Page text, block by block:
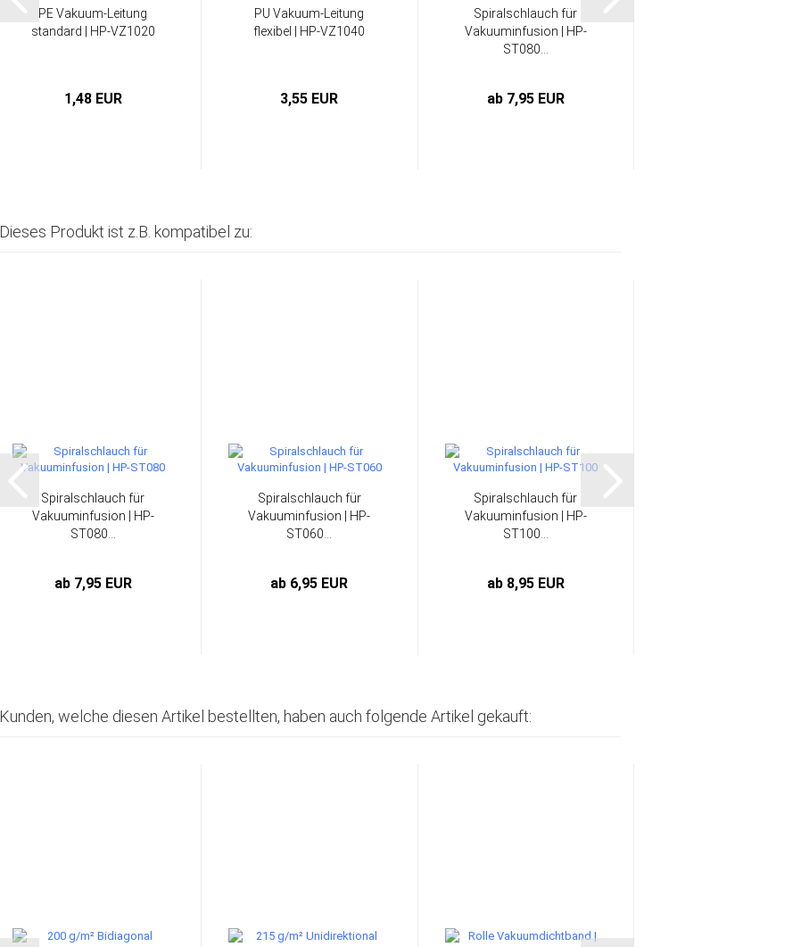
PE Vakuum-Leitung
standard | HP-VZ1020
1,48 EUR
PU Vakuum-Leitung
flexibel | HP-VZ1040
3,55 EUR
Spiralschlauch für
Vakuuminfusion | HP-
ST080...
ab 7,95 EUR
Dieses Produkt ist z.B. kompatibel zu:
Spiralschlauch für
Vakuuminfusion | HP-
ST080...
ab 7,95 EUR
Spiralschlauch für
Vakuuminfusion | HP-
ST060...
ab 6,95 EUR
Spiralschlauch für
Vakuuminfusion | HP-
ST100...
ab 8,95 EUR
Kunden, welche diesen Artikel bestellten, haben auch folgende Artikel gekauft: